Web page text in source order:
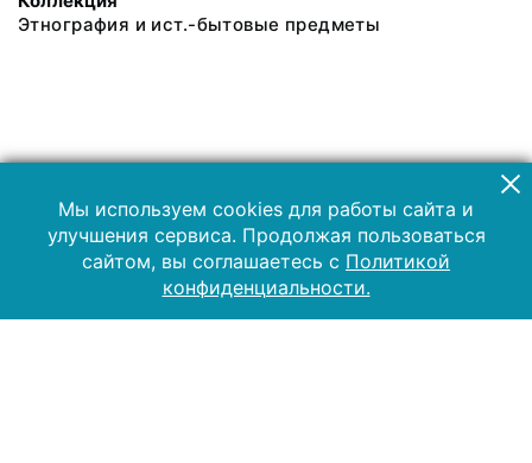
Этнография и ист.-бытовые предметы
Мы используем cookies для работы сайта и
улучшения сервиса. Продолжая пользоваться
сайтом, вы соглашаетесь с Политикой
конфиденциальности.